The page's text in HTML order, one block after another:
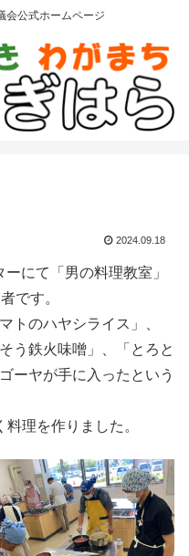
会公式ホームページ
2024.09.18
にて「男の料理教室」
です。
トのハヤシライス」、
う鉄火味噌」、「とろと
ーヤが手に入ったという
理を作りました。